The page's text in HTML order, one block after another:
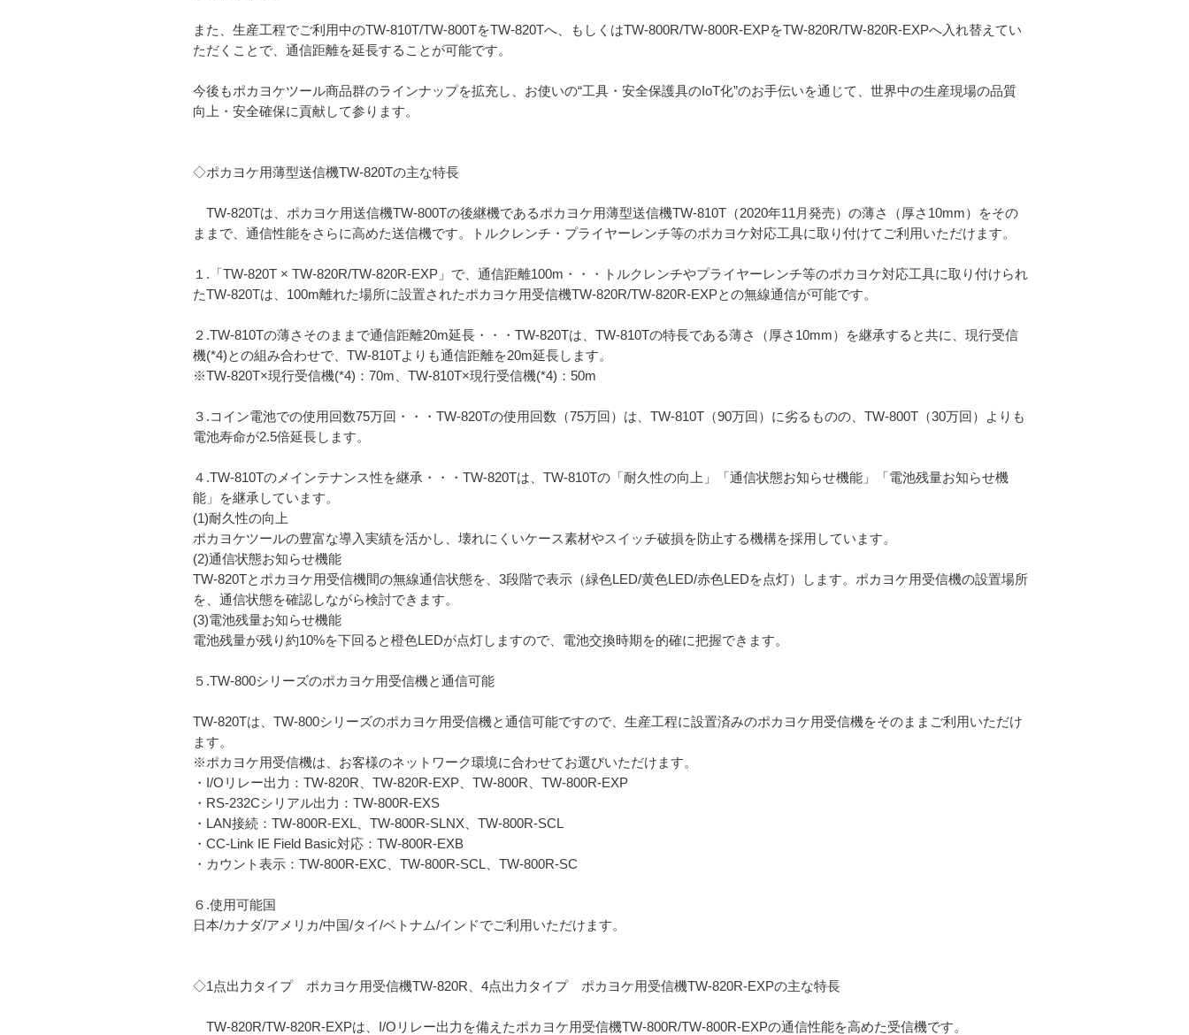
また、生産工程でご利用中のTW-810T/TW-800TをTW-820Tへ、もしくはTW-800R/TW-800R-EXPをTW-820R/TW-820R-EXPへ入れ替えてい
ただくことで、通信距離を延長することが可能です。
今後もポカヨケツール商品群のラインナップを拡充し、お使いの“工具・安全保護具のIoT化”のお手伝いを通じて、世界中の生産現場の品質
向上・安全確保に貢献して参ります。
◇ポカヨケ用薄型送信機TW-820Tの主な特長
TW-820Tは、ポカヨケ用送信機TW-800Tの後継機であるポカヨケ用薄型送信機TW-810T（2020年11月発売）の薄さ（厚さ10mm）をその
ままで、通信性能をさらに高めた送信機です。トルクレンチ・プライヤーレンチ等のポカヨケ対応工具に取り付けてご利用いただけます。
１.「TW-820T × TW-820R/TW-820R-EXP」で、通信距離100m・・・トルクレンチやプライヤーレンチ等のポカヨケ対応工具に取り付けられ
たTW-820Tは、100m離れた場所に設置されたポカヨケ用受信機TW-820R/TW-820R-EXPとの無線通信が可能です。
２.TW-810Tの薄さそのままで通信距離20m延長・・・TW-820Tは、TW-810Tの特長である薄さ（厚さ10mm）を継承すると共に、現行受信
機(*4)との組み合わせで、TW-810Tよりも通信距離を20m延長します。
※TW-820T×現行受信機(*4)：70m、TW-810T×現行受信機(*4)：50m
３.コイン電池での使用回数75万回・・・TW-820Tの使用回数（75万回）は、TW-810T（90万回）に劣るものの、TW-800T（30万回）よりも
電池寿命が2.5倍延長します。
４.TW-810Tのメインテナンス性を継承・・・TW-820Tは、TW-810Tの「耐久性の向上」「通信状態お知らせ機能」「電池残量お知らせ機
能」を継承しています。
(1)耐久性の向上
ポカヨケツールの豊富な導入実績を活かし、壊れにくいケース素材やスイッチ破損を防止する機構を採用しています。
(2)通信状態お知らせ機能
TW-820Tとポカヨケ用受信機間の無線通信状態を、3段階で表示（緑色LED/黄色LED/赤色LEDを点灯）します。ポカヨケ用受信機の設置場所
を、通信状態を確認しながら検討できます。
(3)電池残量お知らせ機能
電池残量が残り約10%を下回ると橙色LEDが点灯しますので、電池交換時期を的確に把握できます。
５.TW-800シリーズのポカヨケ用受信機と通信可能
TW-820Tは、TW-800シリーズのポカヨケ用受信機と通信可能ですので、生産工程に設置済みのポカヨケ用受信機をそのままご利用いただけ
ます。
※ポカヨケ用受信機は、お客様のネットワーク環境に合わせてお選びいただけます。
・I/Oリレー出力：TW-820R、TW-820R-EXP、TW-800R、TW-800R-EXP
・RS-232Cシリアル出力：TW-800R-EXS
・LAN接続：TW-800R-EXL、TW-800R-SLNX、TW-800R-SCL
・CC-Link IE Field Basic対応：TW-800R-EXB
・カウント表示：TW-800R-EXC、TW-800R-SCL、TW-800R-SC
６.使用可能国
日本/カナダ/アメリカ/中国/タイ/ベトナム/インドでご利用いただけます。
◇1点出力タイプ ポカヨケ用受信機TW-820R、4点出力タイプ ポカヨケ用受信機TW-820R-EXPの主な特長
TW-820R/TW-820R-EXPは、I/Oリレー出力を備えたポカヨケ用受信機TW-800R/TW-800R-EXPの通信性能を高めた受信機です。